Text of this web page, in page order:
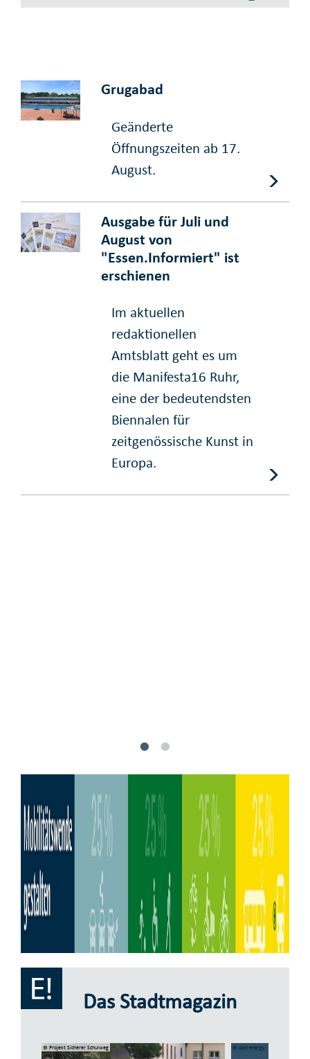
Grugabad
Geänderte
Öffnungszeiten ab 17.
August.
Ausgabe für Juli und
August von
"Essen.Informiert" ist
erschienen
Im aktuellen
redaktionellen
Amtsblatt geht es um
die Manifesta16 Ruhr,
eine der bedeutendsten
Biennalen für
zeitgenössische Kunst in
Europa.
Das Stadtmagazin
© Projekt Sicherer Schulweg © con|energy